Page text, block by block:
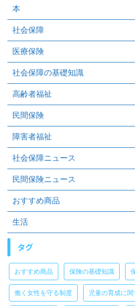
本
社会保障
医療保険
社会保障の基礎知識
高齢者福祉
民間保険
障害者福祉
社会保障ニュース
民間保険ニュース
おすすめ商品
生活
タグ
おすすめ商品 保険の基礎知識
働く女性を守る制度 児童の育成に